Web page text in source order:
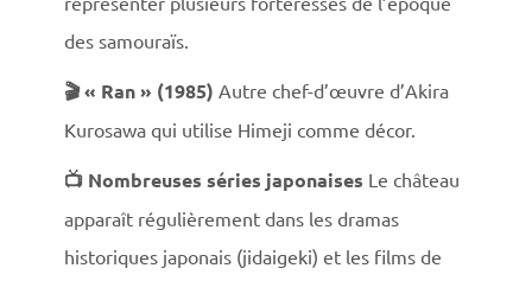
des samouraïs.
🎬 « Ran » (1985) Autre chef-d’œuvre d’Akira
Kurosawa qui utilise Himeji comme décor.
📺 Nombreuses séries japonaises Le château
apparaît régulièrement dans les dramas
historiques japonais (jidaigeki) et les films de